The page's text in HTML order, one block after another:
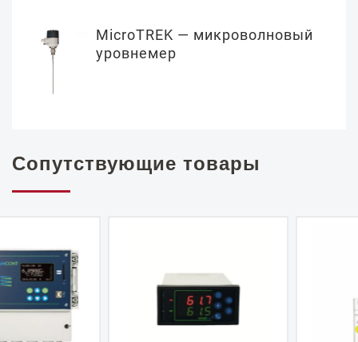
MicroTREK — микроволновый
уровнемер
Сопутствующие товары